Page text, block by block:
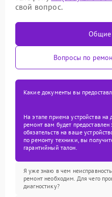
свой вопрос.
Общие
Вопросы по
Какие документы вы
На этапе приема устройства
ремонт вам будет
обязательств на ваше
по ремонту техники, вы
гарантийный талон.
Я уже знаю в чем
ремонт необходим. Для чего
диагностику?